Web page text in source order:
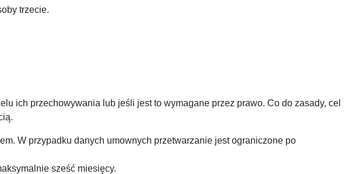
trzecie.
ich przechowywania lub jeśli jest to wymagane przez prawo. Co do zasady, cel
W przypadku danych umownych przetwarzanie jest ograniczone po
sześć miesięcy.